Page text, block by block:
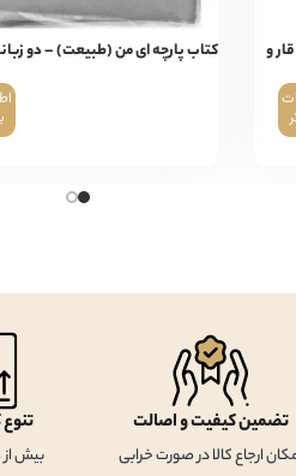
و
کتاب پارچه ای من (طبیعت) – دو
تضمین کیفیت و اصالت
ارجاع کالا در صورت خرابی بیش از